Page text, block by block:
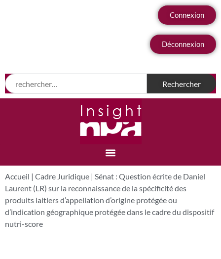
Connexion
Déconnexion
Accueil | Cadre Juridique | Sénat : Question écrite de Daniel
Laurent (LR) sur la reconnaissance de la spécificité des
produits laitiers d’appellation d’origine protégée ou
d’indication géographique protégée dans le cadre du dispositif
nutri-score